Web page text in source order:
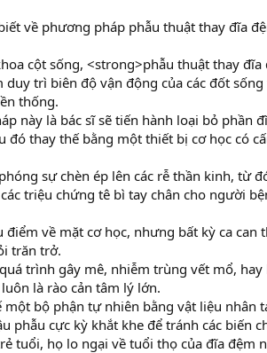
về phương pháp phẫu thuật thay đĩa
cột sống, <strong>phẫu thuật thay
duy trì biên độ vận động của các đốt
thống.
này là bác sĩ sẽ tiến hành loại bỏ phần
đó thay thế bằng một thiết bị cơ học có
sự chèn ép lên các rễ thần kinh, từ
triệu chứng tê bì tay chân cho người
về mặt cơ học, nhưng bất kỳ ca can
trăn trở.
trình gây mê, nhiễm trùng vết mổ,
là rào cản tâm lý lớn.
một bộ phận tự nhiên bằng vật liệu nhân
phẫu cực kỳ khắt khe để tránh các biến
tuổi, họ lo ngại về tuổi thọ của đĩa đệm